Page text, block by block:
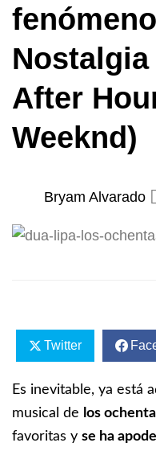
After
Weeknd)
Bryam Alvarado
Twitter
Es inevitable, ya está
musical de los
favoritas y se ha